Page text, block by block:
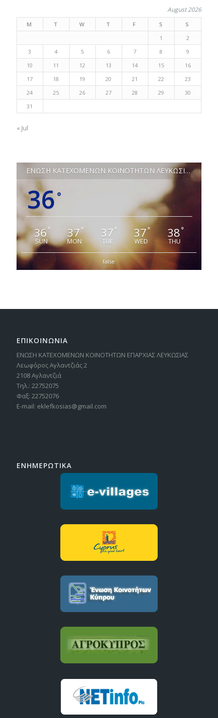
August 2026
M T W T F S
S
1
2
3
4 5 6 7 8
9
10
11 12 13 14 15
16
17
18 19 20 21 22
23
24
25 26 27 28 29
30
31
« Jul
ΕΝΩΣΗ ΚΑΤΕΧΟΜΕΝΩΝ ΚΟΙΝΟΤΗΤΩΝ ΛΕΥΚΩΣΙΑΣ
36 °
36°
SUN
37°
MON
37 °
TUE
37 °
WED
38°
THU
false
ΕΠΙΚΟΙΝΩΝΙΑ
ΕΝΩΣΗ ΚΑΤΕΧΟΜΕΝΩΝ ΚΟΙΝΟΤΗΤΩΝ ΕΠΑΡΧΙΑΣ ΛΕΥΚΩΣΙΑΣ
Λεωφόρος Αγλαντζιάς 2
2108 Αγλαντζιά
Τηλ.: 22752075
Φαξ: 22752076
E-mail: eklefkosias@gmail.com
ΕΝΗΜΕΡΩΤΙΚΑ